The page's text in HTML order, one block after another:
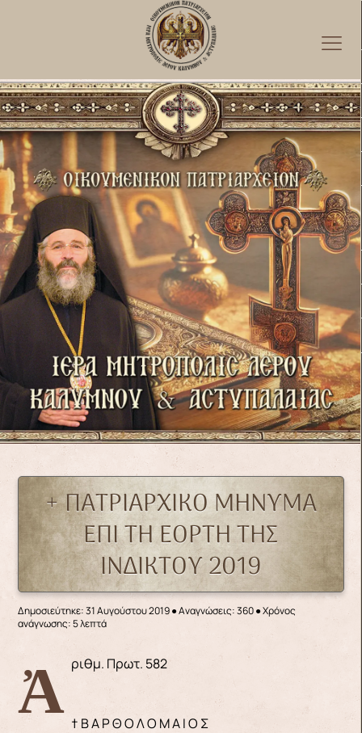
+ ΠΑΤΡΙΑΡΧΙΚΟ ΜΗΝΥΜΑ
ΕΠΙ ΤΗ ΕΟΡΤΗ ΤΗΣ
ΙΝΔΙΚΤΟΥ 2019
Δημοσιεύτηκε: 31 Αυγούστου 2019●Αναγνώσεις: 360● Χρόνος
ανάγνωσης: 5 λεπτά
Ἀριθμ. Πρωτ. 582
† Β Α Ρ Θ Ο Λ Ο Μ Α Ι Ο Σ